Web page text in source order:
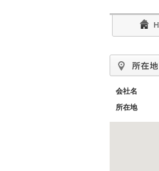
会社名
所在地